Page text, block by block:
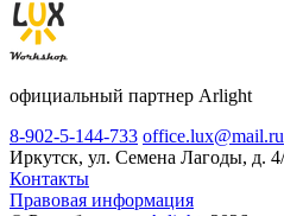
официальный партнер Arlight
8-902-5-144-733 office.lux@mail.ru
Иркутск, ул. Семена Лагоды, д.
Контакты
Правовая информация